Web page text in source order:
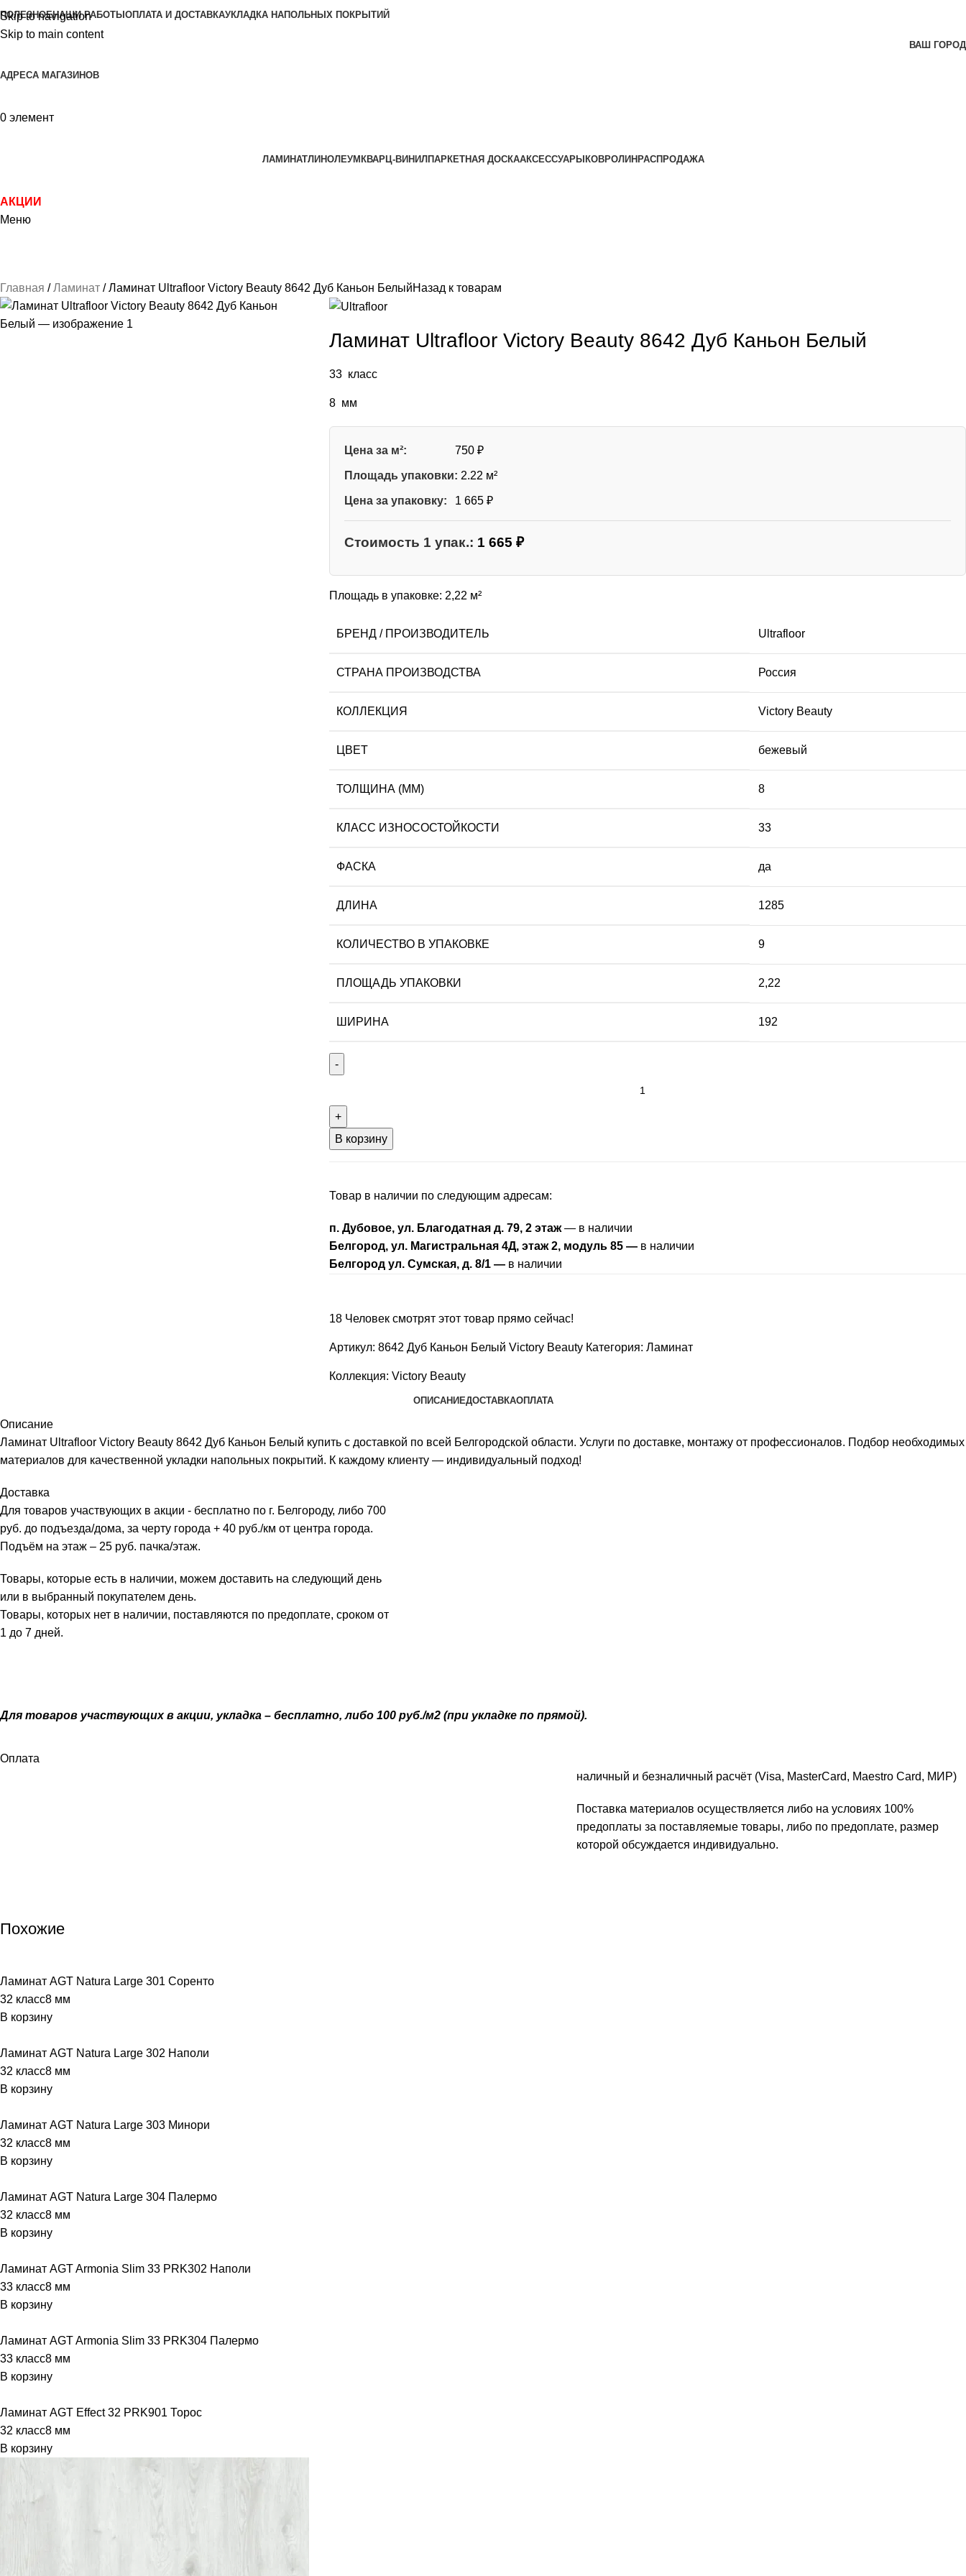
Skip to navigation
Skip to main content
ПОЛЕЗНОЕНАШИ РАБОТЫ ОПЛАТА И ДОСТАВКАУКЛАДКА НАПОЛЬНЫХ ПОКРЫТИЙ
ВАШ ГОРОД
АДРЕСА МАГАЗИНОВ
0 элемент
ЛАМИНАТЛИНОЛЕУМ КВАРЦ-ВИНИЛ ПАРКЕТНАЯ ДОСКААКСЕССУАРЫ КОВРОЛИН РАСПРОДАЖА
АКЦИИ
Меню
Главная Ламинат Ламинат Ultrafloor Victory Beauty 8642 Дуб Каньон БелыйНазад к товарам
Ламинат Ultrafloor Victory Beauty 8642 Дуб Каньон Белый
33 класс
8 мм
Цена за м²: 750 ₽
Площадь упаковки: 2.22 м²
Цена за упаковку: 1 665 ₽
Стоимость 1 упак.: 1 665 ₽
Площадь в упаковке: 2,22 м²
БРЕНД / ПРОИЗВОДИТЕЛЬ Ultrafloor
СТРАНА ПРОИЗВОДСТВА Россия
КОЛЛЕКЦИЯ Victory Beauty
ЦВЕТ бежевый
ТОЛЩИНА (ММ) 8
КЛАСС ИЗНОСОСТОЙКОСТИ 33
ФАСКА да
ДЛИНА 1285
КОЛИЧЕСТВО В УПАКОВКЕ 9
ПЛОЩАДЬ УПАКОВКИ 2,22
ШИРИНА 192
В корзину
Товар в наличии по следующим адресам:
п. Дубовое, ул. Благодатная д. 79, 2 этаж— в наличии
Белгород, ул. Магистральная 4Д, этаж 2, модуль 85 — в наличии
Белгород ул. Сумская, д. 8/1 — в наличии
18 Человек смотрят этот товар прямо сейчас!
Артикул: 8642 Дуб Каньон Белый Victory Beauty Категория: Ламинат
Коллекция: Victory Beauty
ОПИСАНИЕДОСТАВКАОПЛАТА
Описание
Ламинат Ultrafloor Victory Beauty 8642 Дуб Каньон Белый купить с доставкой по всей Белгородской области. Услуги по доставке, монтажу от профессионалов. Подбор необходимых
материалов для качественной укладки напольных покрытий. К каждому клиенту — индивидуальный подход!
Доставка
Для товаров участвующих в акции - бесплатно по г. Белгороду, либо 700
руб. до подъезда/дома, за черту города + 40 руб./км от центра города.
Подъём на этаж – 25 руб. пачка/этаж.
Товары, которые есть в наличии, можем доставить на следующий день
или в выбранный покупателем день.
Товары, которых нет в наличии, поставляются по предоплате, сроком от
1 до 7 дней.
Для товаров участвующих в акции, укладка – бесплатно, либо 100 руб./м2 (при укладке по прямой).
Оплата
наличный и безналичный расчёт (Visa, MasterCard, Maestro Card, МИР)
Поставка материалов осуществляется либо на условиях 100%
предоплаты за поставляемые товары, либо по предоплате, размер
которой обсуждается индивидуально.
Похожие
Ламинат AGT Natura Large 301 Соренто
32 класс8 мм
В корзину
Ламинат AGT Natura Large 302 Наполи
32 класс8 мм
В корзину
Ламинат AGT Natura Large 303 Минори
32 класс8 мм
В корзину
Ламинат AGT Natura Large 304 Палермо
32 класс8 мм
В корзину
Ламинат AGT Armonia Slim 33 PRK302 Наполи
33 класс8 мм
В корзину
Ламинат AGT Armonia Slim 33 PRK304 Палермо
33 класс8 мм
В корзину
Ламинат AGT Effect 32 PRK901 Торос
32 класс8 мм
В корзину